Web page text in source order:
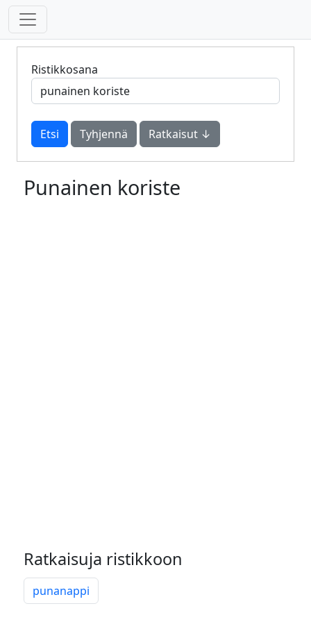
Ristikkosana
Tyhjennä Ratkaisut ↓
Punainen koriste
Ratkaisuja ristikkoon
punanappi